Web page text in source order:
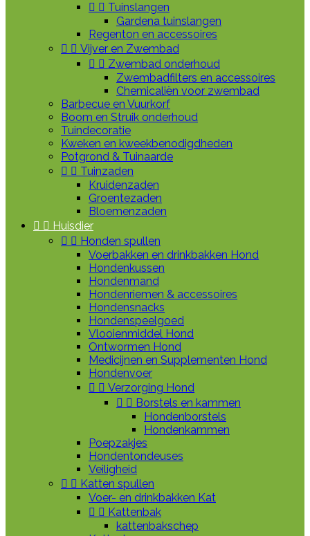
  Tuinslangen
Gardena tuinslangen
Regenton en accessoires
  Vijver en Zwembad
  Zwembad onderhoud
Zwembadfilters en accessoires
Chemicaliën voor zwembad
Barbecue en Vuurkorf
Boom en Struik onderhoud
Tuindecoratie
Kweken en kweekbenodigdheden
Potgrond & Tuinaarde
  Tuinzaden
Kruidenzaden
Groentezaden
Bloemenzaden
  Huisdier
  Honden spullen
Voerbakken en drinkbakken Hond
Hondenkussen
Hondenmand
Hondenriemen & accessoires
Hondensnacks
Hondenspeelgoed
Vlooienmiddel Hond
Ontwormen Hond
Medicijnen en Supplementen Hond
Hondenvoer
  Verzorging Hond
  Borstels en kammen
Hondenborstels
Hondenkammen
Poepzakjes
Hondentondeuses
Veiligheid
  Katten spullen
Voer- en drinkbakken Kat
  Kattenbak
kattenbakschep